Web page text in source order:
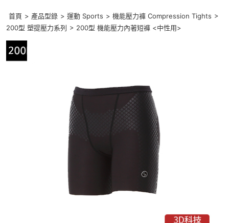
首頁 > 產品型錄 > 運動 Sports > 機能壓力褲 Compression Tights >
200型 塑提壓力系列 > 200型 機能壓力內著短褲 <中性用>